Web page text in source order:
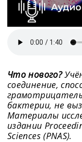
Что нового?
соединение,
бактерии, не
Материалы
издании
Sciences (PNAS).